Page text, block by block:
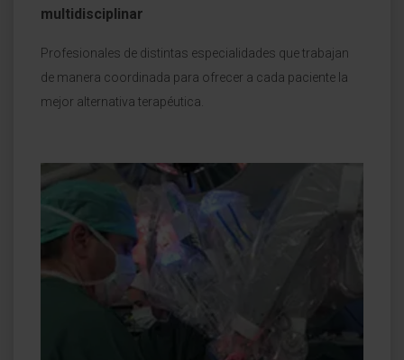
multidisciplinar
Profesionales de distintas especialidades que trabajan
de manera coordinada para ofrecer a cada paciente la
mejor alternativa terapéutica.